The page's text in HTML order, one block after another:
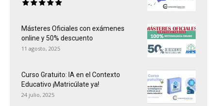
Másteres Oficiales con exámenes
online y 50% descuento
11 agosto, 2025
Curso Gratuito: IA en el Contexto
Educativo ¡Matricúlate ya!
24 julio, 2025